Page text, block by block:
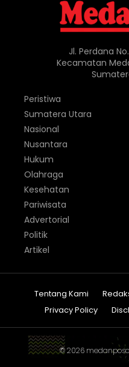
Jl. Perdana
Kecamatan
Peristiwa
Sumatera Utara
Nasional
Nusantara
Hukum
Olahraga
Kesehatan
Pariwisata
Advertorial
Politik
Artikel
Tentang Kami
Privacy Policy
© 2026